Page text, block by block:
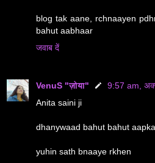
blog tak aane, rchnaayen
bahut aabhaar
जवाब दें
VenuS "ज़ोया"
9:57 am,
Anita saini ji
dhanywaad bahut bahut
yuhin sath bnaaye rkhen